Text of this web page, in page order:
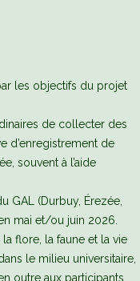
les objectifs du projet
de collecter des
d’enregistrement de
souvent à l’aide
GAL (Durbuy, Érezée,
mai et/ou juin 2026.
flore, la faune et la vie
le milieu universitaire,
outre aux participants